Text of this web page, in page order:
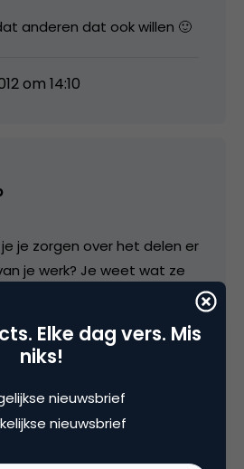
anderen dat ook willen 🙂
om 14:10
je je zorgen over het delen er
je werk? Je weet wat ze
het is moeilijk om
in deze context te
te praten, zelfs als het zou
gevolgen te hebben ooit?
Elke dag vers. Mis
niks!
nieuwsbrief
nieuwsbrief